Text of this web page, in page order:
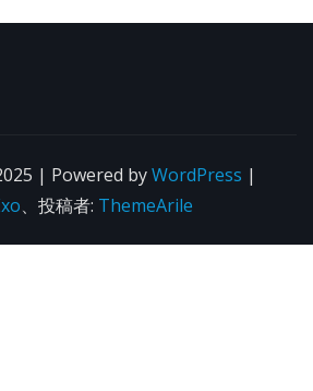
| Powered byWordPress |
、投稿者: ThemeArile